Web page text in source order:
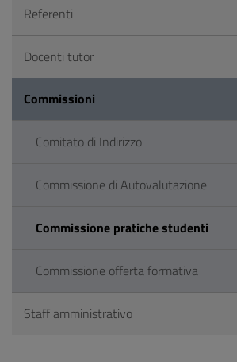
Referenti
Docenti tutor
Commissioni
Comitato di Indirizzo
Commissione di Autovalutazione
Commissione pratiche studenti
Commissione offerta formativa
Staff amministrativo